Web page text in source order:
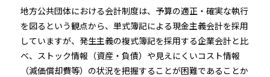
地方公共団体における会計制度は、予算の適正・確実な執行
を図るという観点から、単式簿記による現金主義会計を採用
していますが、発生主義の複式簿記を採用する企業会計と比
べ、ストック情報（資産・負債）や見えにくいコスト情報
（減価償却費等）の状況を把握することが困難であることか